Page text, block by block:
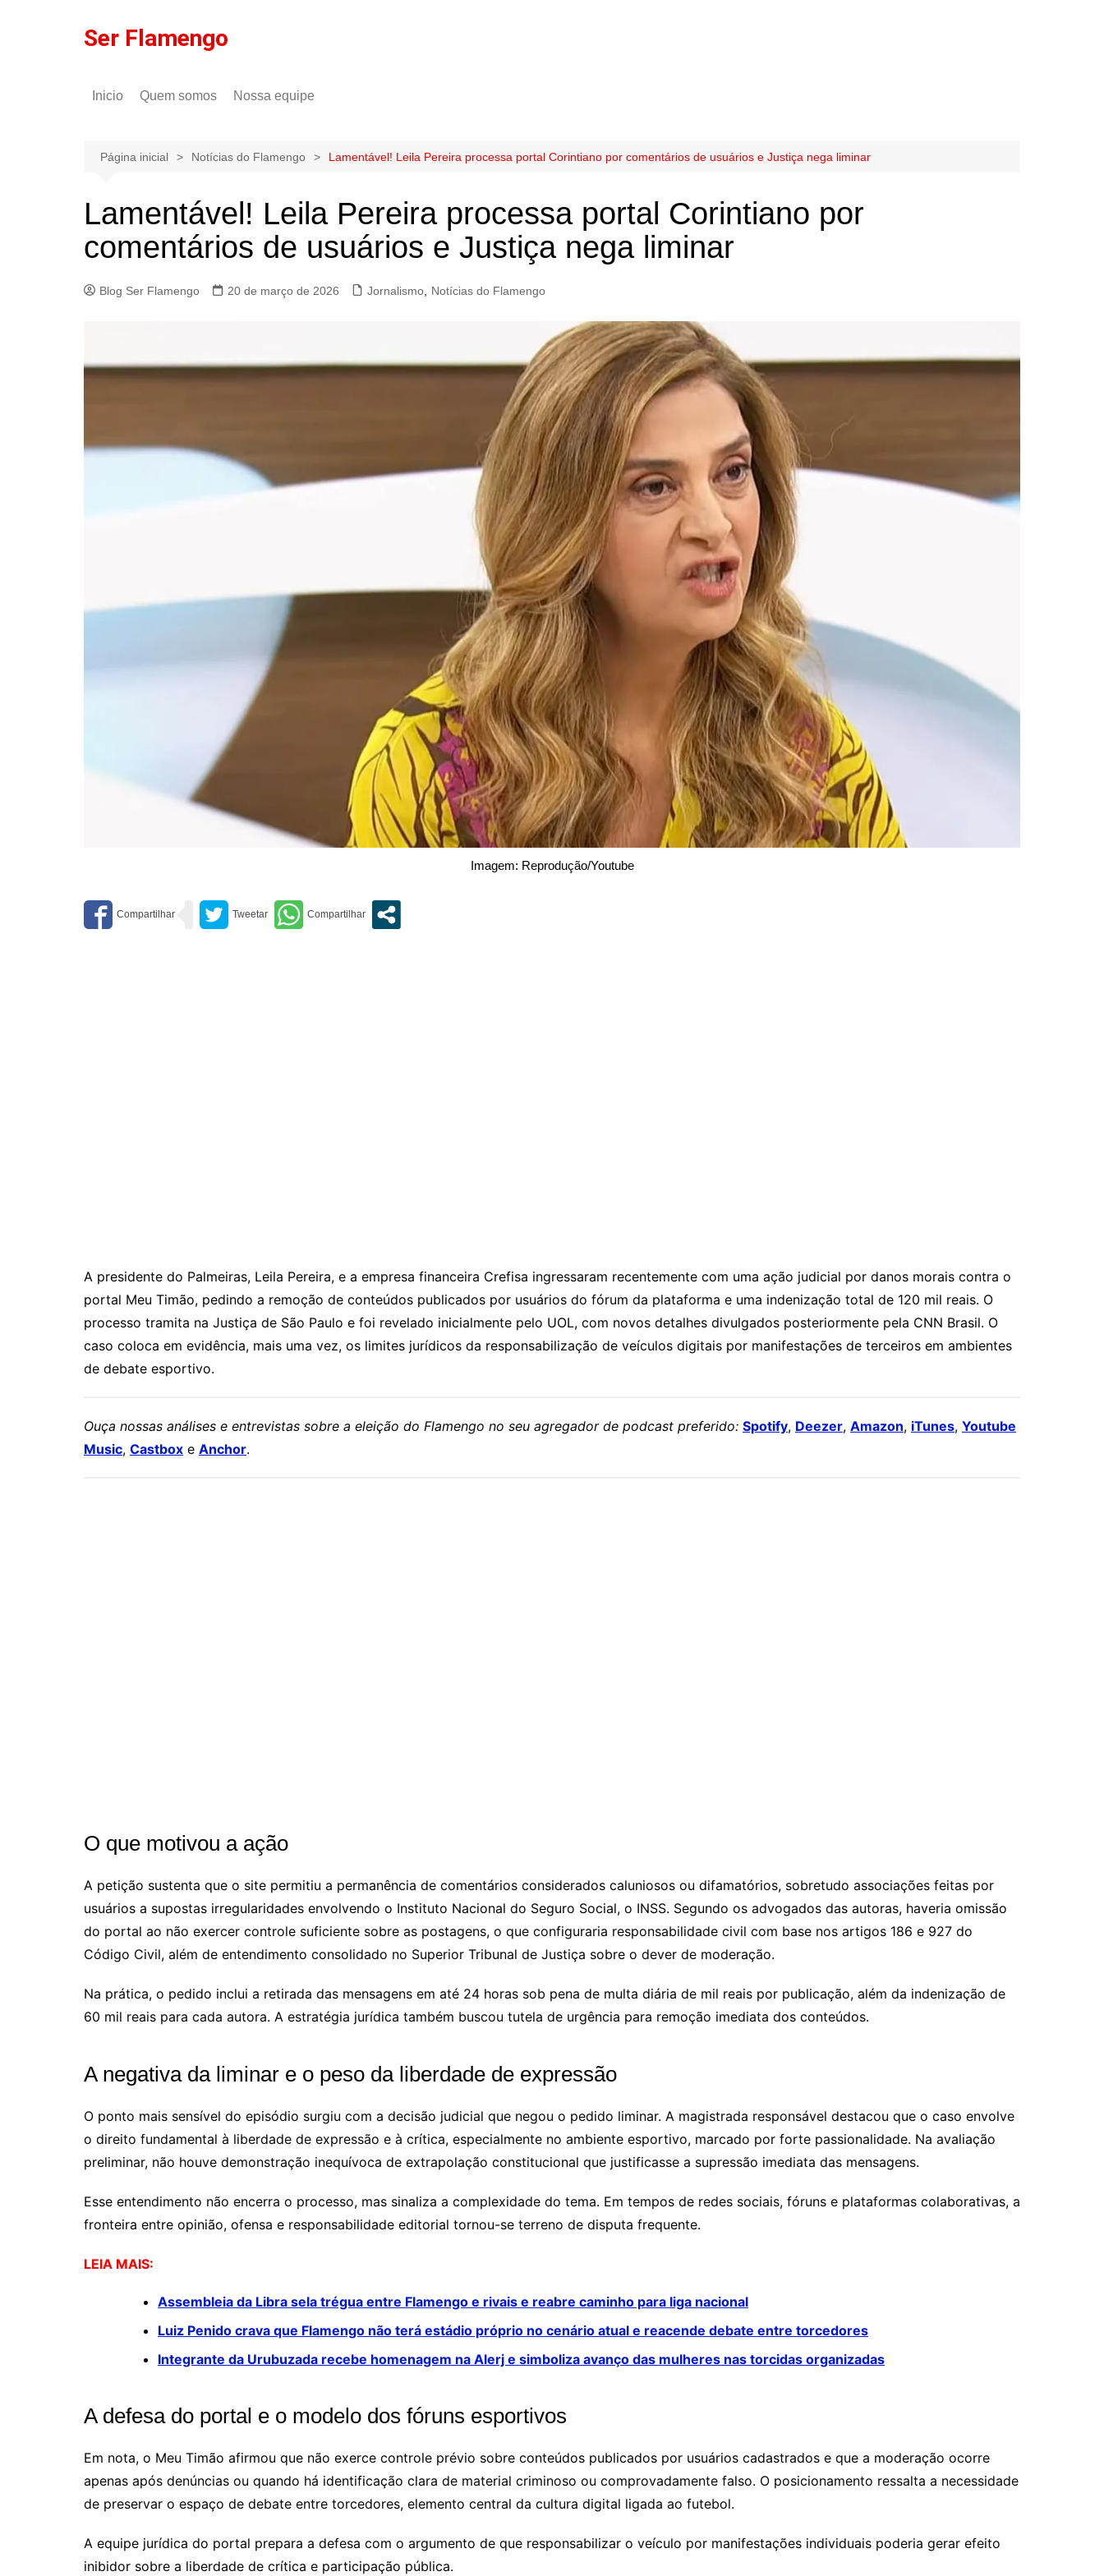
Ser Flamengo
Inicio Quem somos
Política de privacidade
Nossa equipe
Gilson Lima
Página inicial Notícias do Flamengo Lamentável! Leila Pereira processa portal Corintiano por comentários de usuários e Justiça nega liminar
Lamentável! Leila Pereira processa portal Corintiano por
comentários de usuários e Justiça nega liminar
Blog Ser Flamengo 20 de março de 2026 Jornalismo Notícias do Flamengo
Imagem: Reprodução/Youtube
A presidente do Palmeiras, Leila Pereira, e a empresa financeira Crefisa ingressaram recentemente com uma ação judicial por danos morais contra o
portal Meu Timão, pedindo a remoção de conteúdos publicados por usuários do fórum da plataforma e uma indenização total de 120 mil reais. O
processo tramita na Justiça de São Paulo e foi revelado inicialmente pelo UOL, com novos detalhes divulgados posteriormente pela CNN Brasil. O
caso coloca em evidência, mais uma vez, os limites jurídicos da responsabilização de veículos digitais por manifestações de terceiros em ambientes
de debate esportivo.
Ouça nossas análises e entrevistas sobre a eleição do Flamengo no seu agregador de podcast preferido: Spotify, Deezer, Amazon, iTunes, Youtube
Music, Castbox e Anchor.
O que motivou a ação
A petição sustenta que o site permitiu a permanência de comentários considerados caluniosos ou difamatórios, sobretudo associações feitas por
usuários a supostas irregularidades envolvendo o Instituto Nacional do Seguro Social, o INSS. Segundo os advogados das autoras, haveria omissão
do portal ao não exercer controle suficiente sobre as postagens, o que configuraria responsabilidade civil com base nos artigos 186 e 927 do
Código Civil, além de entendimento consolidado no Superior Tribunal de Justiça sobre o dever de moderação.
Na prática, o pedido inclui a retirada das mensagens em até 24 horas sob pena de multa diária de mil reais por publicação, além da indenização de
60 mil reais para cada autora. A estratégia jurídica também buscou tutela de urgência para remoção imediata dos conteúdos.
A negativa da liminar e o peso da liberdade de expressão
O ponto mais sensível do episódio surgiu com a decisão judicial que negou o pedido liminar. A magistrada responsável destacou que o caso envolve
o direito fundamental à liberdade de expressão e à crítica, especialmente no ambiente esportivo, marcado por forte passionalidade. Na avaliação
preliminar, não houve demonstração inequívoca de extrapolação constitucional que justificasse a supressão imediata das mensagens.
Esse entendimento não encerra o processo, mas sinaliza a complexidade do tema. Em tempos de redes sociais, fóruns e plataformas colaborativas, a
fronteira entre opinião, ofensa e responsabilidade editorial tornou-se terreno de disputa frequente.
LEIA MAIS:
Assembleia da Libra sela trégua entre Flamengo e rivais e reabre caminho para liga nacional
Luiz Penido crava que Flamengo não terá estádio próprio no cenário atual e reacende debate entre torcedores
Integrante da Urubuzada recebe homenagem na Alerj e simboliza avanço das mulheres nas torcidas organizadas
A defesa do portal e o modelo dos fóruns esportivos
Em nota, o Meu Timão afirmou que não exerce controle prévio sobre conteúdos publicados por usuários cadastrados e que a moderação ocorre
apenas após denúncias ou quando há identificação clara de material criminoso ou comprovadamente falso. O posicionamento ressalta a necessidade
de preservar o espaço de debate entre torcedores, elemento central da cultura digital ligada ao futebol.
A equipe jurídica do portal prepara a defesa com o argumento de que responsabilizar o veículo por manifestações individuais poderia gerar efeito
inibidor sobre a liberdade de crítica e participação pública.